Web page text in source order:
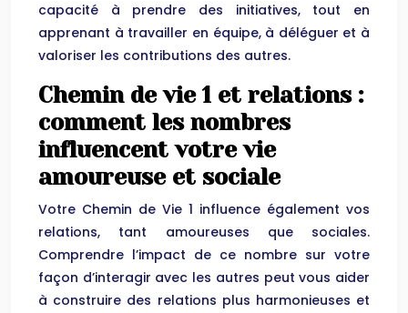
capacité à prendre des initiatives, tout en
apprenant à travailler en équipe, à déléguer et à
valoriser les contributions des autres.
Chemin de vie 1 et relations :
comment les nombres
influencent votre vie
amoureuse et sociale
Votre Chemin de Vie 1 influence également vos
relations, tant amoureuses que sociales.
Comprendre l’impact de ce nombre sur votre
façon d’interagir avec les autres peut vous aider
à construire des relations plus harmonieuses et